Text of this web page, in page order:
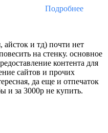
Подробнее
айсток и тд) почти нет
на стенку. основное
контента для
сайтов и прочих
да еще и отпечаток
и за 3000р не купить.